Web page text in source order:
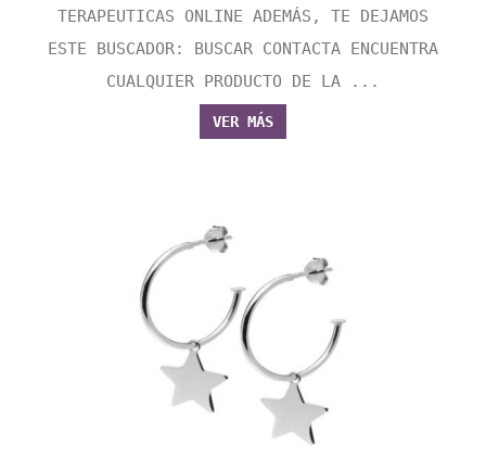
TERAPEUTICAS ONLINE ADEMÁS, TE DEJAMOS
ESTE BUSCADOR: BUSCAR CONTACTA ENCUENTRA
CUALQUIER PRODUCTO DE LA ...
VER MÁS